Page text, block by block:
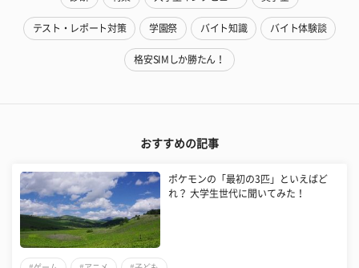
テスト・レポート対策 学園祭 バイト知識 バイト体験談
格安SIMしか勝たん！
おすすめの記事
ポケモンの「最初の3匹」といえばど
れ？ 大学生世代に聞いてみた！